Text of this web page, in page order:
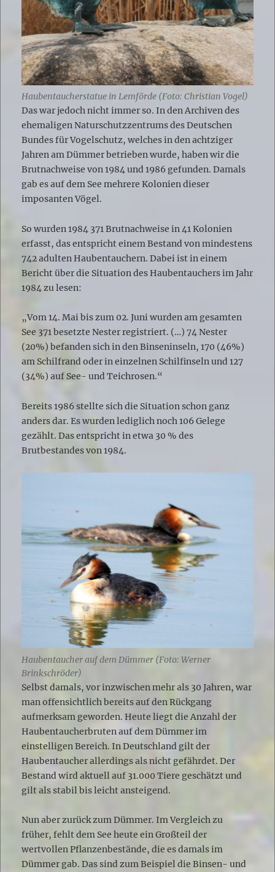
Haubentaucherstatue in Lemförde (Foto: Christian Vogel)
Das war jedoch nicht immer so. In den Archiven des
ehemaligen Naturschutzzentrums des Deutschen
Bundes für Vogelschutz, welches in den achtziger
Jahren am Dümmer betrieben wurde, haben wir die
Brutnachweise von 1984 und 1986 gefunden. Damals
gab es auf dem See mehrere Kolonien dieser
imposanten Vögel.
So wurden 1984 371 Brutnachweise in 41 Kolonien
erfasst, das entspricht einem Bestand von mindestens
742 adulten Haubentauchern. Dabei ist in einem
Bericht über die Situation des Haubentauchers im Jahr
1984 zu lesen:
„Vom 14. Mai bis zum 02. Juni wurden am gesamten
See 371 besetzte Nester registriert. (…) 74 Nester
(20%) befanden sich in den Binseninseln, 170 (46%)
am Schilfrand oder in einzelnen Schilfinseln und 127
(34%) auf See- und Teichrosen.“
Bereits 1986 stellte sich die Situation schon ganz
anders dar. Es wurden lediglich noch 106 Gelege
gezählt. Das entspricht in etwa 30 % des
Brutbestandes von 1984.
Haubentaucher auf dem Dümmer (Foto: Werner
Brinkschröder)
Selbst damals, vor inzwischen mehr als 30 Jahren, war
man offensichtlich bereits auf den Rückgang
aufmerksam geworden. Heute liegt die Anzahl der
Haubentaucherbruten auf dem Dümmer im
einstelligen Bereich. In Deutschland gilt der
Haubentaucher allerdings als nicht gefährdet. Der
Bestand wird aktuell auf 31.000 Tiere geschätzt und
gilt als stabil bis leicht ansteigend.
Nun aber zurück zum Dümmer. Im Vergleich zu
früher, fehlt dem See heute ein Großteil der
wertvollen Pflanzenbestände, die es damals im
Dümmer gab. Das sind zum Beispiel die Binsen- und